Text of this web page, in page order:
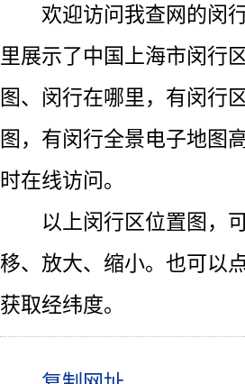
欢迎访问我查网的闵
里展示了中国上海市闵行
图、闵行在哪里，有闵行
图，有闵行全景电子地图
时在线访问。
以上闵行区位置图，
移、放大、缩小。也可以
获取经纬度。